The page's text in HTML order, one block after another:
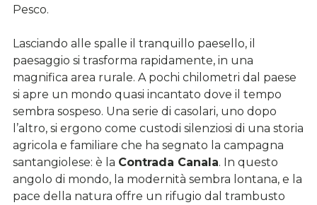
Pesco.
Lasciando alle spalle il tranquillo paesello, il
paesaggio si trasforma rapidamente, in una
magnifica area rurale. A pochi chilometri dal paese
si apre un mondo quasi incantato dove il tempo
sembra sospeso. Una serie di casolari, uno dopo
l’altro, si ergono come custodi silenziosi di una storia
agricola e familiare che ha segnato la campagna
santangiolese: è la Contrada Canala. In questo
angolo di mondo, la modernità sembra lontana, e la
pace della natura offre un rifugio dal trambusto